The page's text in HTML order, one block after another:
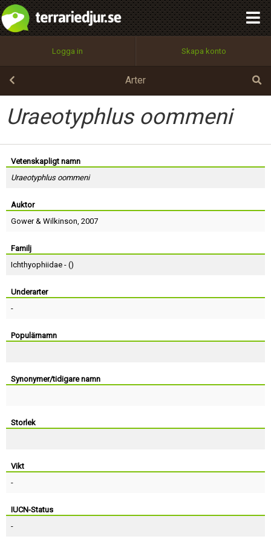
Logga in Skapa konto
Arter
Uraeotyphlus oommeni
Vetenskapligt namn
Uraeotyphlus oommeni
Auktor
Gower& Wilkinson, 2007
Familj
Ichthyophiidae - ()
Underarter
-
Populärnamn
Synonymer/tidigare namn
Storlek
Vikt
-
IUCN-Status
-
Utför
100%
OK
integritetspolicy
Namn:
Epost:
Lösenord:
Terms of Service
Begär nytt lösenord
Tillbaka till förstasidan